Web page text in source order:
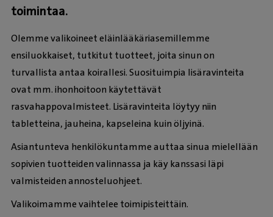
toimintaa.
Olemme valikoineet eläinlääkäriasemillemme
ensiluokkaiset, tutkitut tuotteet, joita sinun on
turvallista antaa koirallesi. Suosituimpia lisäravinteita
ovat mm. ihonhoitoon käytettävät
rasvahappovalmisteet. Lisäravinteita löytyy niin
tabletteina, jauheina, kapseleina kuin öljyinä.
Asiantunteva henkilökuntamme auttaa sinua mielellään
sopivien tuotteiden valinnassa ja käy kanssasi läpi
valmisteiden annosteluohjeet.
Valikoimamme vaihtelee toimipisteittäin.